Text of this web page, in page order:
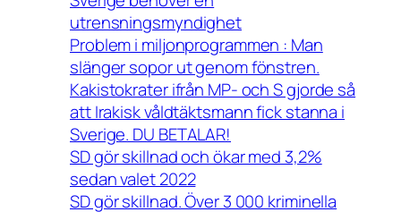
utrensningsmyndighet
Problem i miljonprogrammen : Man
slänger sopor ut genom fönstren.
Kakistokrater ifrån MP- och S gjorde så
att Irakisk våldtäktsmann fick stanna i
Sverige. DU BETALAR!
SD gör skillnad och ökar med 3,2%
sedan valet 2022
SD gör skillnad. Över 3 000 kriminella